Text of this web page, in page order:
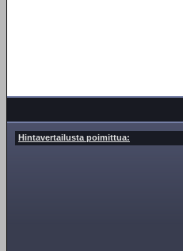
Hintavertailusta poimittua: